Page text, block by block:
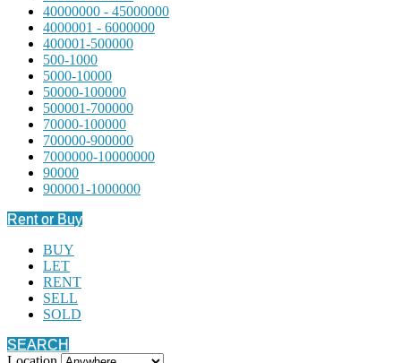
40000000 - 45000000
4000001 - 6000000
400001-500000
500-1000
5000-10000
50000-100000
500001-700000
70000-100000
700000-900000
7000000-10000000
90000
900001-1000000
Rent or Buy
BUY
LET
RENT
SELL
SOLD
SEARCH